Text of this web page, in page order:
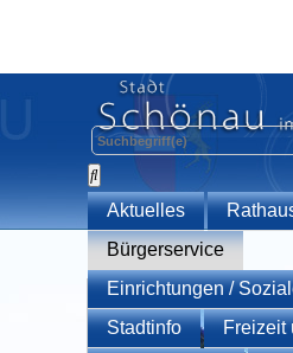
Aktuelles
Bürgerservice
Einrichtungen /
Stadtinfo
Freizeit